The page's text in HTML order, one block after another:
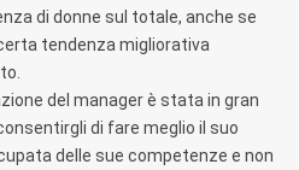
di donne sul totale, anche se
tendenza migliorativa
del manager è stata in gran
di fare meglio il suo
delle sue competenze e non